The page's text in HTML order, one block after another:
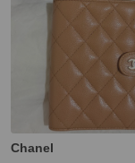
Chanel